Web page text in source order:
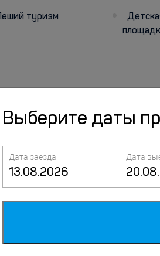
Пеший туризм
Выберите даты
Дата заезда Дата